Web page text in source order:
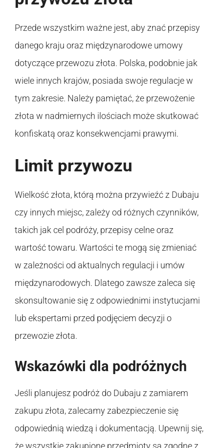
Przede wszystkim ważne jest, aby znać przepisy
danego kraju oraz międzynarodowe umowy
dotyczące przewozu złota. Polska, podobnie jak
wiele innych krajów, posiada swoje regulacje w
tym zakresie. Należy pamiętać, że przewożenie
złota w nadmiernych ilościach może skutkować
konfiskatą oraz konsekwencjami prawymi.
Limit przywozu
Wielkość złota, którą można przywieźć z Dubaju
czy innych miejsc, zależy od różnych czynników,
takich jak cel podróży, przepisy celne oraz
wartość towaru. Wartości te mogą się zmieniać
w zależności od aktualnych regulacji i umów
międzynarodowych. Dlatego zawsze zaleca się
skonsultowanie się z odpowiednimi instytucjami
lub ekspertami przed podjęciem decyzji o
przewozie złota.
Wskazówki dla podróżnych
Jeśli planujesz podróż do Dubaju z zamiarem
zakupu złota, zalecamy zabezpieczenie się
odpowiednią wiedzą i dokumentacją. Upewnij się,
że wszystkie zakupione przedmioty są zgodne z